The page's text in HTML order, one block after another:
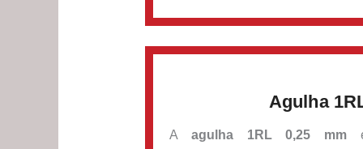
Agulha
A agulha 1RL 0,25 mm